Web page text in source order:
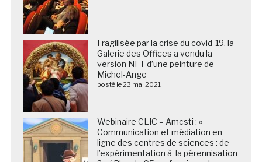
Fragilisée par la crise du covid-19, la
Galerie des Offices a vendu la
version NFT d’une peinture de
Michel-Ange
posté le 23 mai 2021
Webinaire CLIC – Amcsti : «
Communication et médiation en
ligne des centres de sciences : de
l’expérimentation à la pérennisation